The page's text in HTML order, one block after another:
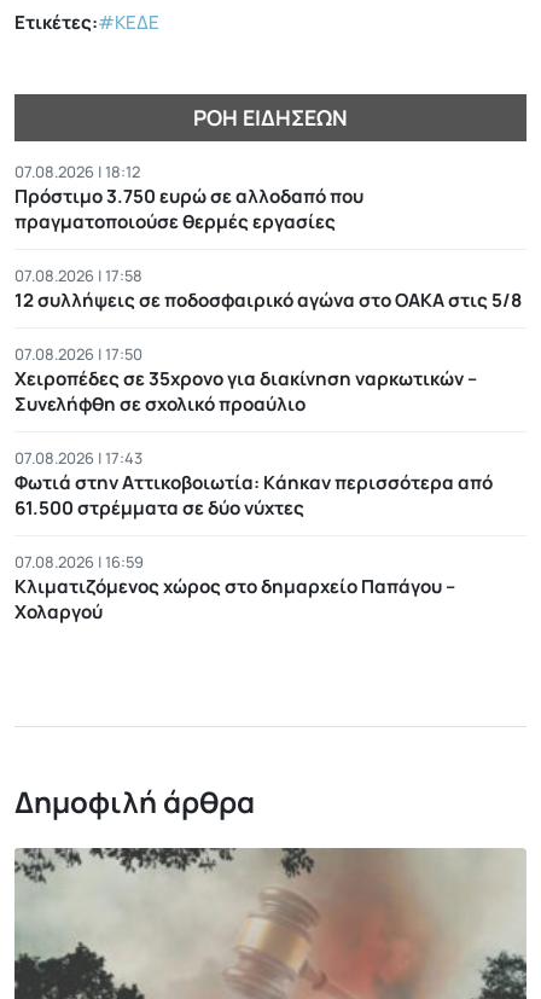
Ετικέτες:#ΚΕΔΕ
ΡΟΉ ΕΙΔΉΣΕΩΝ
07.08.2026 | 18:12
Πρόστιμο 3.750 ευρώ σε αλλοδαπό που
πραγματοποιούσε θερμές εργασίες
07.08.2026 | 17:58
12 συλλήψεις σε ποδοσφαιρικό αγώνα στο ΟΑΚΑ στις 5/8
07.08.2026 | 17:50
Χειροπέδες σε 35χρονο για διακίνηση ναρκωτικών –
Συνελήφθη σε σχολικό προαύλιο
07.08.2026 | 17:43
Φωτιά στην Αττικοβοιωτία: Kάηκαν περισσότερα από
61.500 στρέμματα σε δύο νύχτες
07.08.2026 | 16:59
Κλιματιζόμενος χώρος στο δημαρχείο Παπάγου –
Χολαργού
Δημοφιλή άρθρα